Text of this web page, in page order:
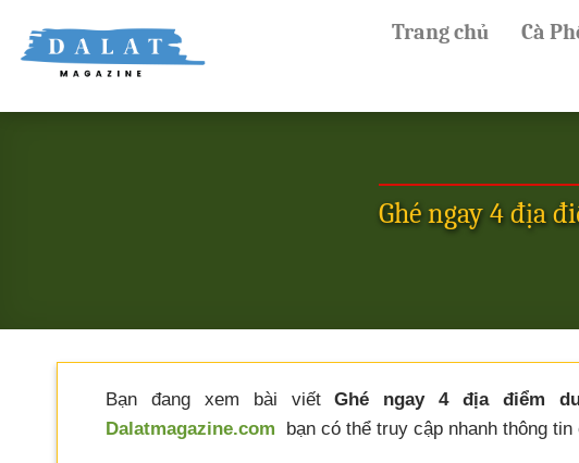
content
Trang chủ Cà
Ghé ngay 4 địa
Bạn đang xem bài viếtGhé ngay 4 địa điểm
Dalatmagazine.com
bạn có thể truy cập nhanh thông